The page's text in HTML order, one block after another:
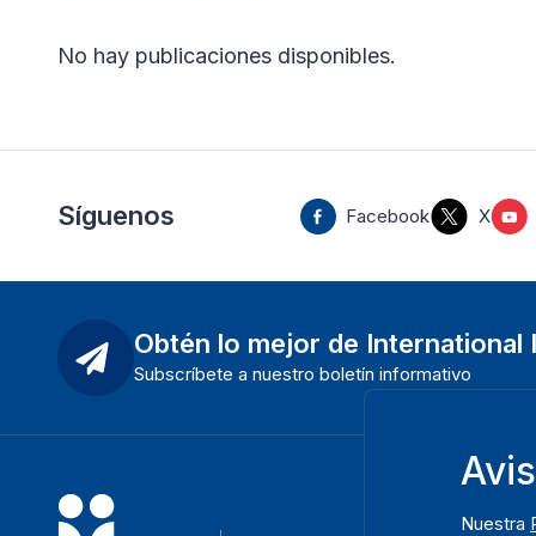
No hay publicaciones disponibles.
Síguenos Facebook X
Obtén lo mejor de International
Subscríbete a nuestro boletín informativo
Nuestra